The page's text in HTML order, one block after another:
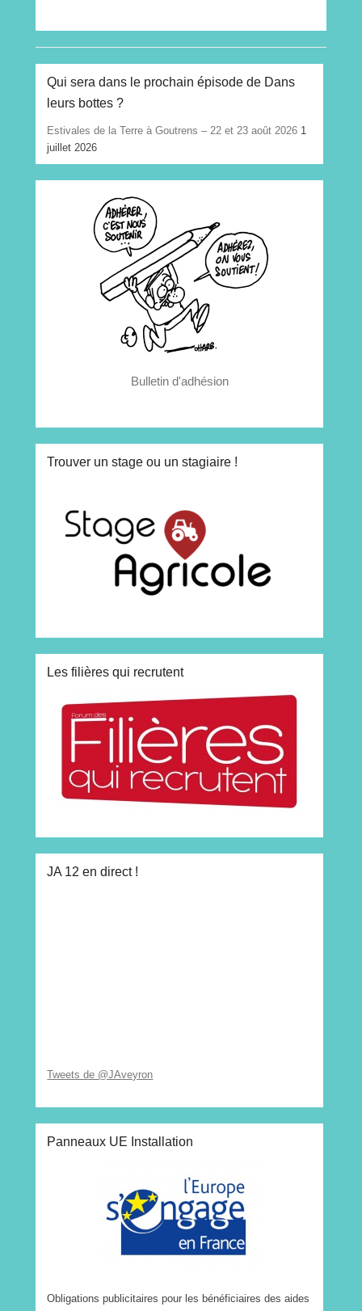
Qui sera dans le prochain épisode de Dans
leurs bottes ?
Estivales de la Terre à Goutrens – 22 et 23 août 2026 1
juillet 2026
Bulletin d'adhésion
Trouver un stage ou un stagiaire !
Les filières qui recrutent
JA 12 en direct !
Tweets de @JAveyron
Panneaux UE Installation
Obligations publicitaires pour les bénéficiaires des aides